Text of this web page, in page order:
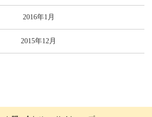
2016年1月
2015年12月